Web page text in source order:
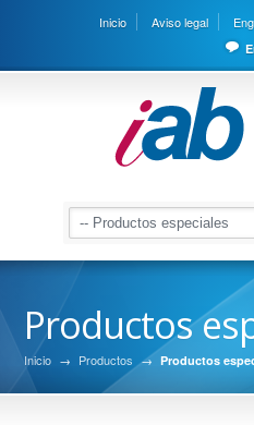
Inicio Aviso legal
Productos
Inicio → Productos → Productos